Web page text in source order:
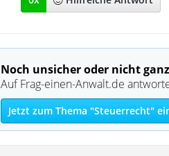
Noch unsicher oder nicht
Auf Frag-einen-Anwalt.de
Jetzt zum Thema "Steuerrecht"